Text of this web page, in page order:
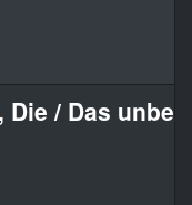
Die / Das